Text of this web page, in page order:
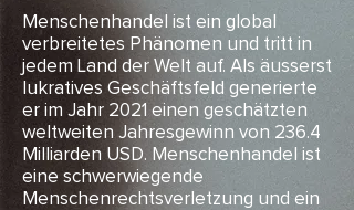
Menschenhandel ist ein global
verbreitetes Phänomen und tritt in
jedem Land der Welt auf. Als äusserst
lukratives Geschäftsfeld generierte
er im Jahr 2021 einen geschätzten
weltweiten Jahresgewinn von 236.4
Milliarden USD. Menschenhandel ist
eine schwerwiegende
Menschenrechtsverletzung und ein